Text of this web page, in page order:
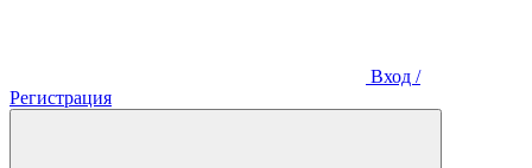
Вход /
Регистрация